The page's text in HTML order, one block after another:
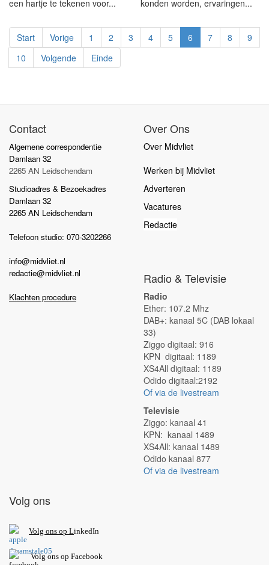
een hartje te tekenen voor...
konden worden, ervaringen...
Start Vorige 1 2 3 4 5 6 7 8
9
10
Volgende Einde
Contact
Algemene correspondentie
Damlaan 32
2265 AN Leidschendam
Studioadres & Bezoekadres
Damlaan 32
2265 AN Leidschendam
Telefoon studio: 070-3202266
info@midvliet.nl
redactie@midvliet.nl
Klachten procedure
Over Ons
Over Midvliet
Werken bij Midvliet
Adverteren
Vacatures
Redactie
Radio & Televisie
Radio
Ether: 107.2 Mhz
DAB+: kanaal 5C (DAB lokaal
33)
Ziggo digitaal: 916
KPN digitaal: 1189
XS4All digitaal: 1189
Odido digitaal:2192
Of via de livestream
Televisie
Ziggo: kanaal 41
KPN: kanaal 1489
XS4All: kanaal 1489
Odido kanaal 877
Of via de livestream
Volg ons
Volg ons op LinkedIn
Volg ons op Facebook